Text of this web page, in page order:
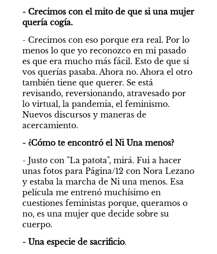
- Crecimos con el mito de que si una mujer
quería cogía.
- Crecimos con eso porque era real. Por lo
menos lo que yo reconozco en mi pasado
es que era mucho más fácil. Esto de que si
vos querías pasaba. Ahora no. Ahora el otro
también tiene que querer. Se está
revisando, reversionando, atravesado por
lo virtual, la pandemia, el feminismo.
Nuevos discursos y maneras de
acercamiento.
- ¿Cómo te encontró el Ni Una menos?
- Justo con "La patota", mirá. Fui a hacer
unas fotos para Página/12 con Nora Lezano
y estaba la marcha de Ni una menos. Esa
película me entrenó muchísimo en
cuestiones feministas porque, queramos o
no, es una mujer que decide sobre su
cuerpo.
- Una especie de sacrificio.